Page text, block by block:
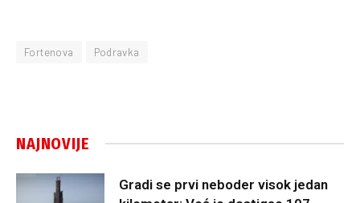
Fortenova Podravka
NAJNOVIJE
Gradi se prvi neboder visok jedan